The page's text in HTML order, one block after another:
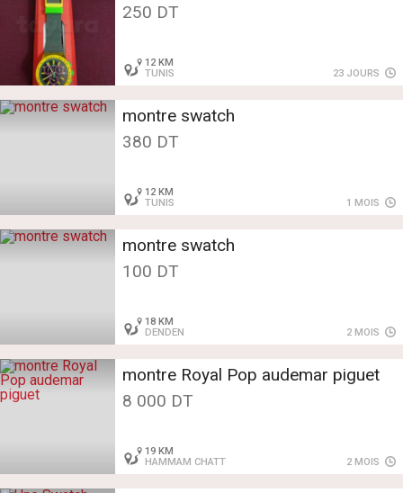
250 DT
12 KM
TUNIS
23 JOURS
montre swatch
380 DT
12 KM
TUNIS
1 MOIS
montre swatch
100 DT
18 KM
DENDEN
2 MOIS
montre Royal Pop audemar piguet
8 000 DT
19 KM
HAMMAM CHATT
2 MOIS